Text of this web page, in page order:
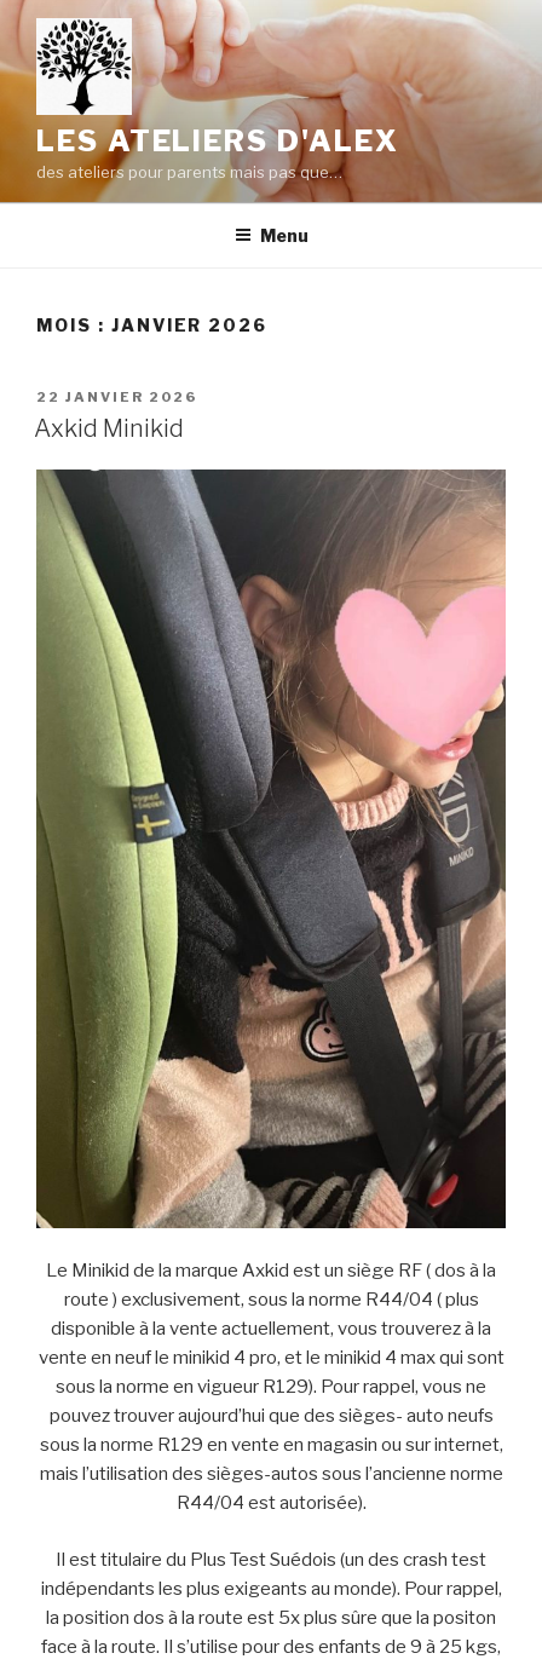
Aller
contenu
LES ATELIERS D'ALEX
des ateliers pour parents mais pas que…
Menu
MOIS : JANVIER 2026
PUBLIÉ
LE
22 JANVIER 2026
Axkid Minikid
Le Minikid de la marque Axkid est un siège RF ( dos à la
route ) exclusivement, sous la norme R44/04 ( plus
disponible à la vente actuellement, vous trouverez à la
vente en neuf le minikid 4 pro, et le minikid 4 max qui sont
sous la norme en vigueur R129). Pour rappel, vous ne
pouvez trouver aujourd’hui que des sièges- auto neufs
sous la norme R129 en vente en magasin ou sur internet,
mais l’utilisation des sièges-autos sous l’ancienne norme
R44/04 est autorisée).
Il est titulaire du Plus Test Suédois (un des crash test
indépendants les plus exigeants au monde). Pour rappel,
la position dos à la route est 5x plus sûre que la positon
face à la route. Il s’utilise pour des enfants de 9 à 25 kgs,